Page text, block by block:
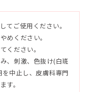
てご使用ください。
めください。
ください。
、刺激、色抜け(白斑
中止し、皮膚科専門
す。